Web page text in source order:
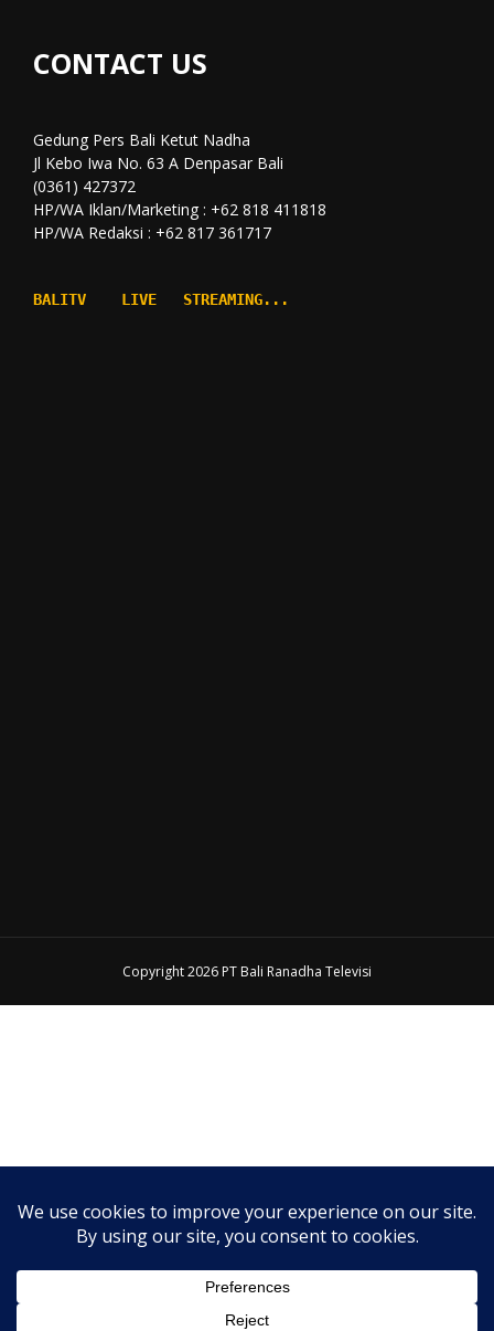
CONTACT US
Gedung Pers Bali Ketut Nadha
Jl Kebo Iwa No. 63 A Denpasar Bali
(0361) 427372
HP/WA Iklan/Marketing : +62 818 411818
HP/WA Redaksi : +62 817 361717
BALITV    LIVE   STREAMING...
Copyright 2026 PT Bali Ranadha Televisi